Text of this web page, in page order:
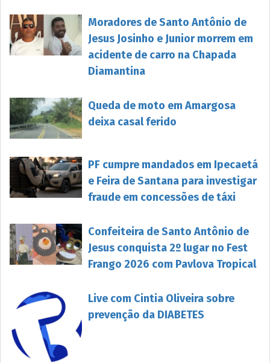
Moradores de Santo Antônio de
Jesus Josinho e Junior morrem em
acidente de carro na Chapada
Diamantina
Queda de moto em Amargosa
deixa casal ferido
PF cumpre mandados em Ipecaetá
e Feira de Santana para investigar
fraude em concessões de táxi
Confeiteira de Santo Antônio de
Jesus conquista 2º lugar no Fest
Frango 2026 com Pavlova Tropical
Live com Cintia Oliveira sobre
prevenção da DIABETES